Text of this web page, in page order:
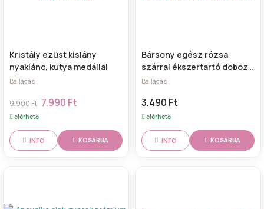
Kristály ezüst kislány
nyaklánc, kutya medállal
Ballagás
9.900 Ft 7.990 Ft
elérhető
INFO KOSÁRBA
Bársony egész rózsa
szárral ékszertartó doboz,
rózsaszín
Ballagás
3.490 Ft
elérhető
INFO KOSÁRBA